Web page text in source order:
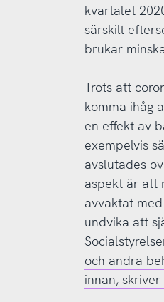
kvartalet
särskilt
brukar
Trots att
komma ihåg
en effekt av
exempelvis
avslutades
aspekt är att
avvaktat
undvika att
och andra
innan,